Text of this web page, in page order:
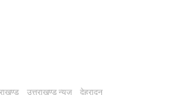
उत्तराखण्ड न्यूज़ देहरादून